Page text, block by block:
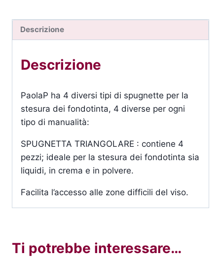
Descrizione
Descrizione
PaolaP ha 4 diversi tipi di spugnette per la
stesura dei fondotinta, 4 diverse per ogni
tipo di manualità:
SPUGNETTA TRIANGOLARE : contiene 4
pezzi; ideale per la stesura dei fondotinta sia
liquidi, in crema e in polvere.
Facilita l’accesso alle zone difficili del viso.
Ti potrebbe interessare…